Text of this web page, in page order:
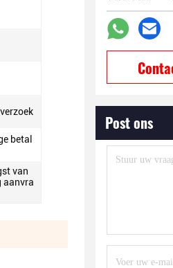
betal
van
aanvra
Post ons